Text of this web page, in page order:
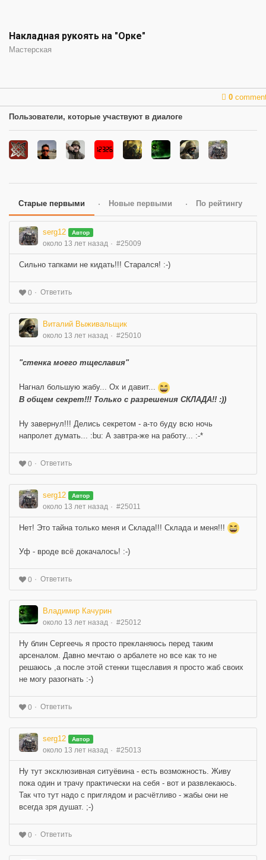
Накладная рукоять на "Орке"
Мастерская
0
Пользователи, которые участвуют в диалоге
Старые первыми Новые первыми По рейтингу
serg12 Автор
около 13 лет назад #25009
Сильно тапками не кидать!!! Старался! :-)
0 Ответить
Виталий Выживальщик
около 13 лет назад #25010
"стенка моего тщеславия"
Нагнал большую жабу... Ох и давит...
В общем секрет!!! Только с разрешения СКЛАДА!! :))
Ну завернул!!! Делись секретом - а-то буду всю ночь
напролет думать... :bu: А завтра-же на работу... :-*
0 Ответить
serg12 Автор
около 13 лет назад #25011
Нет! Это тайна только меня и Склада!!! Склада и меня!!!
Уф - вроде всё докачалось! :-)
0 Ответить
Владимир Качурин
около 13 лет назад #25012
Ну блин Сергеечь я просто прекланяюсь перед таким
арсеналом. Давно мечтаю о арбалете но все как то не
решаюсь ,а после этой стенки тщеславия я просто жаб своих
не могу разогнать :-)
0 Ответить
serg12 Автор
около 13 лет назад #25013
Ну тут эксклюзивная ситуёвина - есть возможность. Живу
пока один и трачу практически на себя - вот и развлекаюсь.
Так что тут надо с приглядом и расчётливо - жабы они не
всегда зря душат. ;-)
0 Ответить